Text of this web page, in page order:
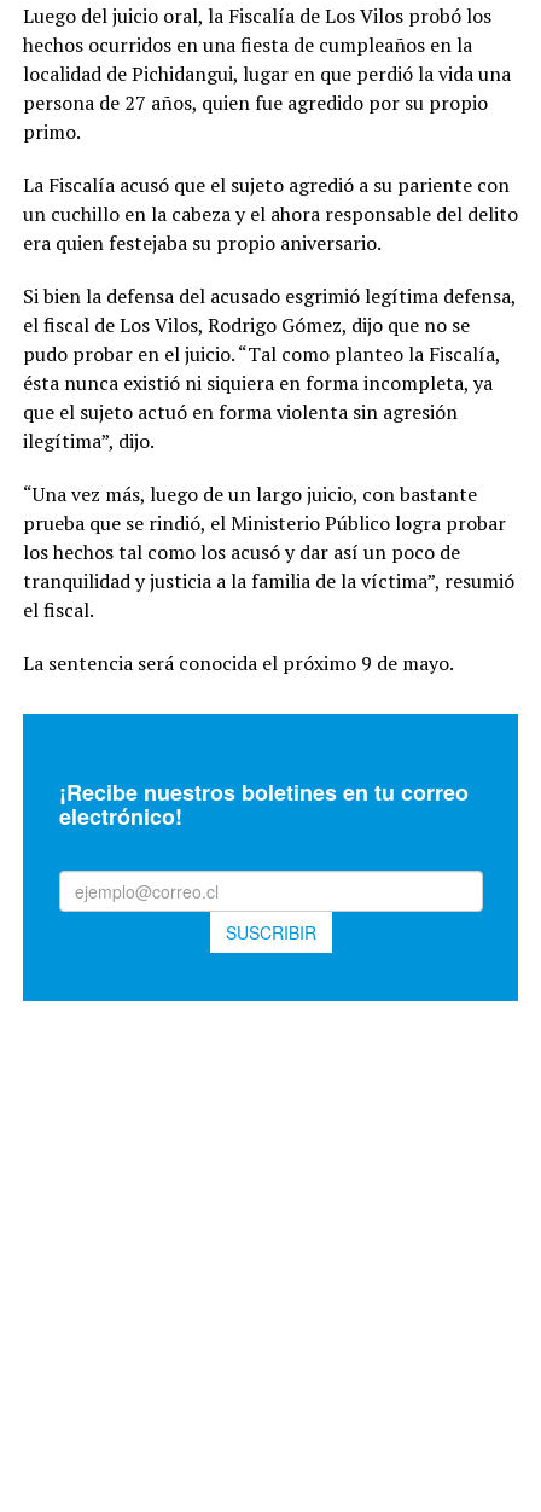
Luego del juicio oral, la Fiscalía de Los Vilos probó los
hechos ocurridos en una fiesta de cumpleaños en la
localidad de Pichidangui, lugar en que perdió la vida una
persona de 27 años, quien fue agredido por su propio
primo.
La Fiscalía acusó que el sujeto agredió a su pariente con
un cuchillo en la cabeza y el ahora responsable del delito
era quien festejaba su propio aniversario.
Si bien la defensa del acusado esgrimió legítima defensa,
el fiscal de Los Vilos, Rodrigo Gómez, dijo que no se
pudo probar en el juicio. “Tal como planteo la Fiscalía,
ésta nunca existió ni siquiera en forma incompleta, ya
que el sujeto actuó en forma violenta sin agresión
ilegítima”, dijo.
“Una vez más, luego de un largo juicio, con bastante
prueba que se rindió, el Ministerio Público logra probar
los hechos tal como los acusó y dar así un poco de
tranquilidad y justicia a la familia de la víctima”, resumió
el fiscal.
La sentencia será conocida el próximo 9 de mayo.